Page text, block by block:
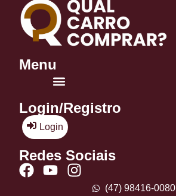
Menu
Login/Registro
Login
Redes Sociais
(47) 98416-0080